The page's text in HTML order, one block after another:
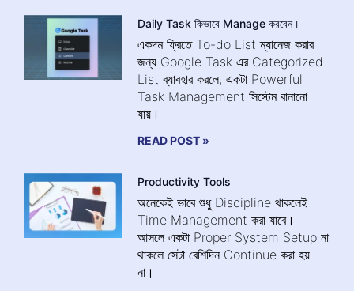
Daily Task কিভাবে Manage করবেন।
একদম ফ্রিতে To-do List ম্যানেজ করার
জন্য Google Task এর Categorized
List ব্যাবহার করলে, একটা Powerful
Task Management সিস্টেম বানানো
যায়।
READ POST »
Productivity Tools
অনেকেই ভাবে শুধু Discipline থাকলেই
Time Management করা যাবে।
আসলে একটা Proper System Setup না
থাকলে সেটা বেশিদিন Continue করা হয়
না।